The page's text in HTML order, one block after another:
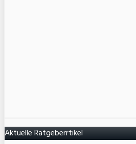
Aktuelle Ratgeberrtikel